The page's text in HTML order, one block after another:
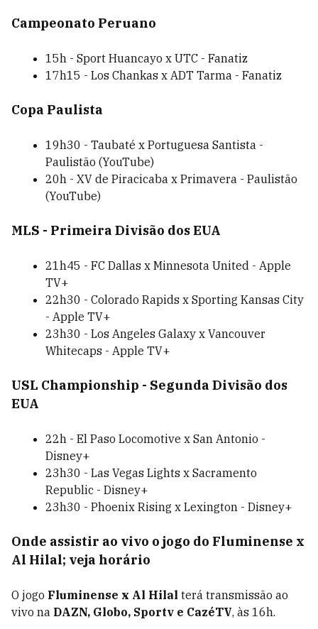
Campeonato Peruano
15h - Sport Huancayo x UTC - Fanatiz
17h15 - Los Chankas x ADT Tarma - Fanatiz
Copa Paulista
19h30 - Taubaté x Portuguesa Santista -
Paulistão (YouTube)
20h - XV de Piracicaba x Primavera - Paulistão
(YouTube)
MLS - Primeira Divisão dos EUA
21h45 - FC Dallas x Minnesota United - Apple
TV+
22h30 - Colorado Rapids x Sporting Kansas City
- Apple TV+
23h30 - Los Angeles Galaxy x Vancouver
Whitecaps - Apple TV+
USL Championship - Segunda Divisão dos
EUA
22h - El Paso Locomotive x San Antonio -
Disney+
23h30 - Las Vegas Lights x Sacramento
Republic - Disney+
23h30 - Phoenix Rising x Lexington - Disney+
Onde assistir ao vivo o jogo do Fluminense x
Al Hilal; veja horário
O jogo Fluminense x Al Hilal terá transmissão ao
vivo na DAZN, Globo, Sportv e CazéTV, às 16h.